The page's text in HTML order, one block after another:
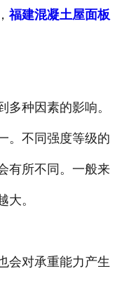
联系我们
福建混凝土屋面板
种因素的影响。
。不同强度等级的
有所不同。一般来
大。
对承重能力产生